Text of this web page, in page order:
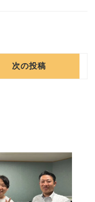
次の投稿